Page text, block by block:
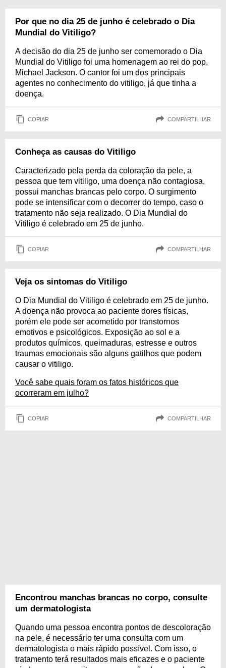
Por que no dia 25 de junho é celebrado o Dia
Mundial do Vitiligo?
A decisão do dia 25 de junho ser comemorado o Dia
Mundial do Vitiligo foi uma homenagem ao rei do pop,
Michael Jackson. O cantor foi um dos principais
agentes no conhecimento do vitiligo, já que tinha a
doença.
COPIAR COMPARTILHAR
Conheça as causas do Vitiligo
Caracterizado pela perda da coloração da pele, a
pessoa que tem vitiligo, uma doença não contagiosa,
possui manchas brancas pelo corpo. O surgimento
pode se intensificar com o decorrer do tempo, caso o
tratamento não seja realizado. O Dia Mundial do
Vitiligo é celebrado em 25 de junho.
COPIAR COMPARTILHAR
Veja os sintomas do Vitiligo
O Dia Mundial do Vitiligo é celebrado em 25 de junho.
A doença não provoca ao paciente dores físicas,
porém ele pode ser acometido por transtornos
emotivos e psicológicos. Exposição ao sol e a
produtos químicos, queimaduras, estresse e outros
traumas emocionais são alguns gatilhos que podem
causar o vitiligo.
Você sabe quais foram os fatos históricos que
ocorreram em julho?
COPIAR COMPARTILHAR
Encontrou manchas brancas no corpo, consulte
um dermatologista
Quando uma pessoa encontra pontos de descoloração
na pele, é necessário ter uma consulta com um
dermatologista o mais rápido possível. Com isso, o
tratamento terá resultados mais eficazes e o paciente